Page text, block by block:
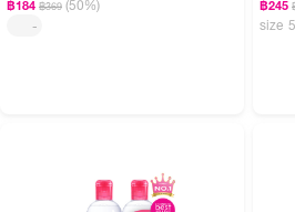
฿184 ฿369 (50%)
-
฿245
size